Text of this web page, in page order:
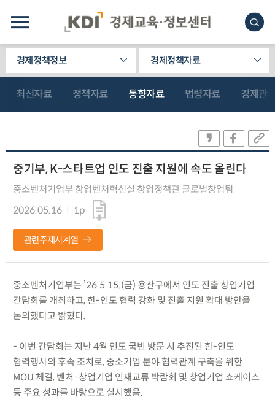
경제정책정보 경제정책자료
최신자료 정책자료 동향자료 법령자료 경제관
중기부, K-스타트업 인도 진출 지원에 속도 올린다
중소벤처기업부 창업벤처혁신실 창업정책관 글로벌창업팀
2026.05.16
1p
관련주제시계열
중소벤처기업부는 ’26.5.15.(금) 용산구에서 인도 진출 창업기업
간담회를 개최하고, 한-인도 협력 강화 및 진출 지원 확대 방안을
논의했다고 밝혔다.
- 이번 간담회는 지난 4월 인도 국빈 방문 시 추진된 한-인도
협력행사의 후속 조치로, 중소기업 분야 협력관계 구축을 위한
MOU 체결, 벤처·창업기업 인재교류 박람회 및 창업기업 쇼케이스
등 주요 성과를 바탕으로 실시했음.